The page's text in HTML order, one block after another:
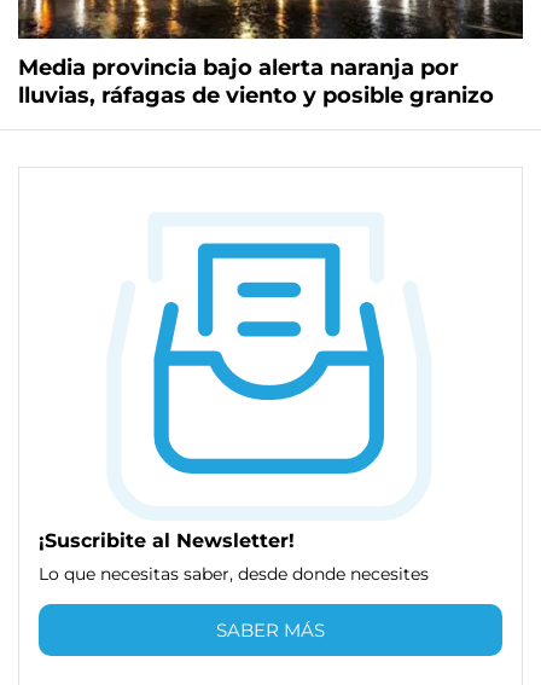
Media provincia bajo alerta naranja por
lluvias, ráfagas de viento y posible granizo
¡Suscribite al Newsletter!
Lo que necesitas saber, desde donde necesites
SABER MÁS